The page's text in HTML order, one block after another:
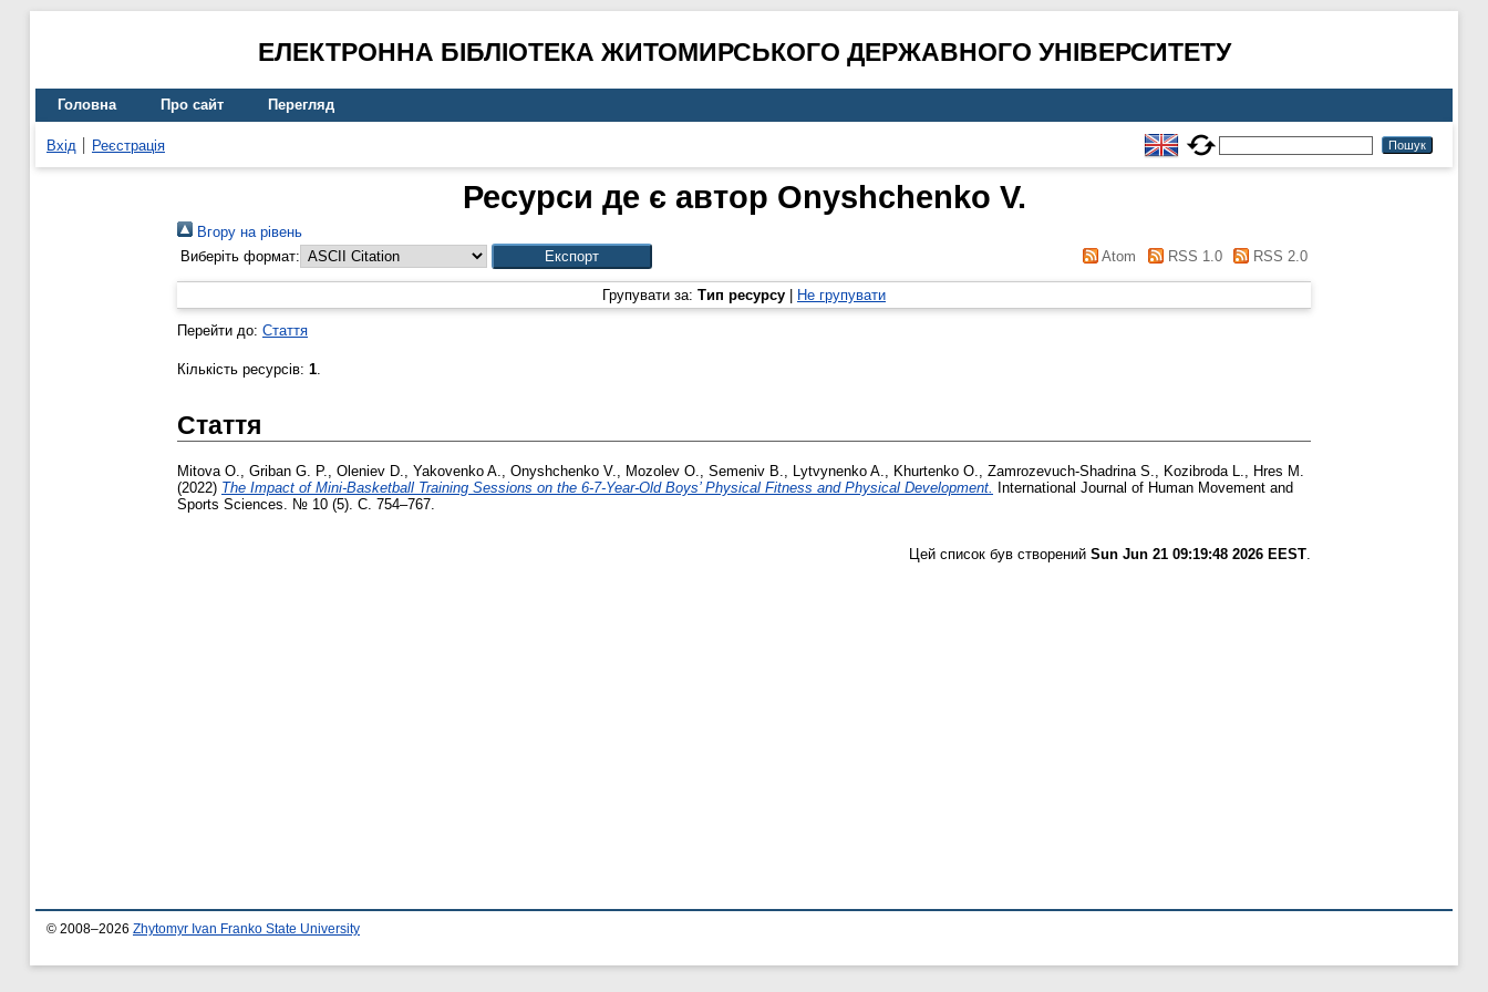
ЕЛЕКТРОННА БІБЛІОТЕКА ЖИТОМИРСЬКОГО ДЕРЖАВНОГО УНІВЕРСИТЕТУ
Головна Про сайт Перегляд
Вхід Реєстрація
Ресурси де є автор Onyshchenko V.
Вгору на рівень
Виберіть формат:
Atom RSS 1.0 RSS 2.0
Групувати за: Тип ресурсу Не групувати
Перейти до: Стаття
Кількість ресурсів: 1.
Стаття
Mitova O., Griban G. P., Oleniev D., Yakovenko A., Onyshchenko V., Mozolev O., Semeniv B., Lytvynenko A., Khurtenko O., Zamrozevuch-Shadrina S., Kozibroda L., Hres M.
(2022) The Impact of Mini-Basketball Training Sessions on the 6-7-Year-Old Boys’ Physical Fitness and Physical Development.
International Journal of Human Movement and
Sports Sciences. № 10 (5). С. 754–767.
Цей список був створений Sun Jun 21 09:19:48 2026 EEST.
© 2008–2026 Zhytomyr Ivan Franko State University